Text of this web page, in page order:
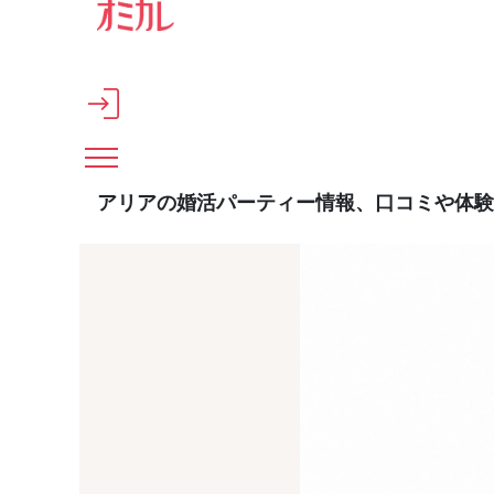
メインコンテンツへスキップ
アリアの婚活パーティー情報、口コミや体